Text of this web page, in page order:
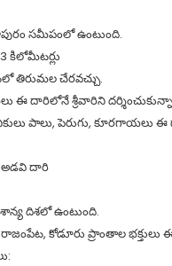
సమీపంలో ఉంటుంది.
కిలోమీటర్లు
తిరుమల చేరవచ్చు.
ఈ దారిలోనే శ్రీవారిని
పాలు, పెరుగు, కూరగాయలు
దారి
దిశలో ఉంటుంది.
కోడూరు ప్రాంతాల